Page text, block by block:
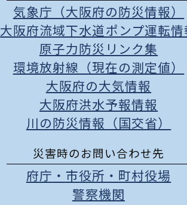
気象庁（大阪府の防災情報）
大阪府流域下水道ポンプ運転情
原子力防災リンク集
環境放射線（現在の測定値）
大阪府の大気情報
大阪府洪水予報情報
川の防災情報（国交省）
災害時のお問い合わせ先
府庁 ・ 市役所 ・ 町村役場
警察機関